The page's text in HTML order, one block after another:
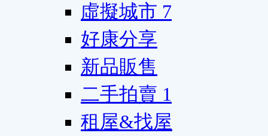
虛擬城市 7
好康分享
新品販售
二手拍賣 1
租屋&找屋